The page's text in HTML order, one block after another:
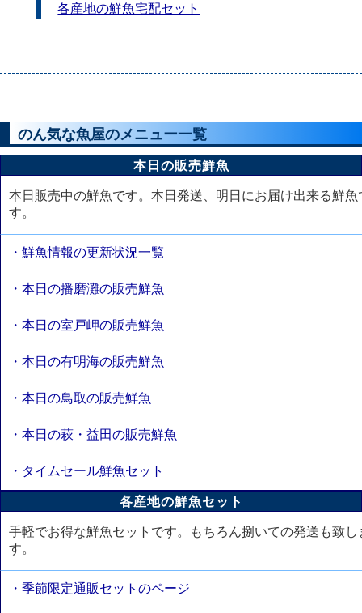
各産地の鮮魚宅配セット
のん気な魚屋のメニュー一覧
本日の販売鮮魚
本日販売中の鮮魚です。本日発送、明日にお届け出来る鮮魚
す。
・鮮魚情報の更新状況一覧
・本日の播磨灘の販売鮮魚
・本日の室戸岬の販売鮮魚
・本日の有明海の販売鮮魚
・本日の鳥取の販売鮮魚
・本日の萩・益田の販売鮮魚
・タイムセール鮮魚セット
各産地の鮮魚セット
手軽でお得な鮮魚セットです。もちろん捌いての発送も致し
す。
・季節限定通販セットのページ